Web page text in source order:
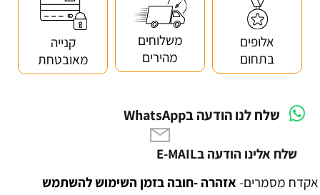
אלופים
בתחום
משלוחים
מהירים
קנייה
מאובטחת
שלח לנו הודעה בWhatsApp
שלח אלינו הודעה בE-MAIL
אקדח מסמרים- אזהרה -חובה בזמן השימוש להשתמש